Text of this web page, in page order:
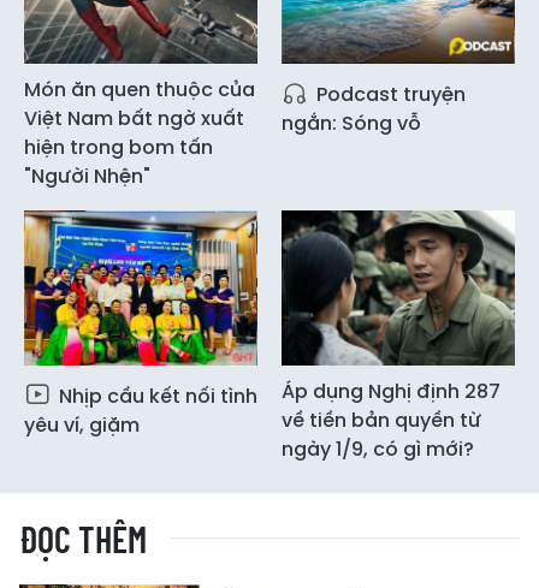
Món ăn quen thuộc của
Việt Nam bất ngờ xuất
hiện trong bom tấn
"Người Nhện"
Podcast truyện
ngắn: Sóng vỗ
Nhịp cầu kết nối tình
yêu ví, giặm
Áp dụng Nghị định 287
về tiền bản quyền từ
ngày 1/9, có gì mới?
ĐỌC THÊM